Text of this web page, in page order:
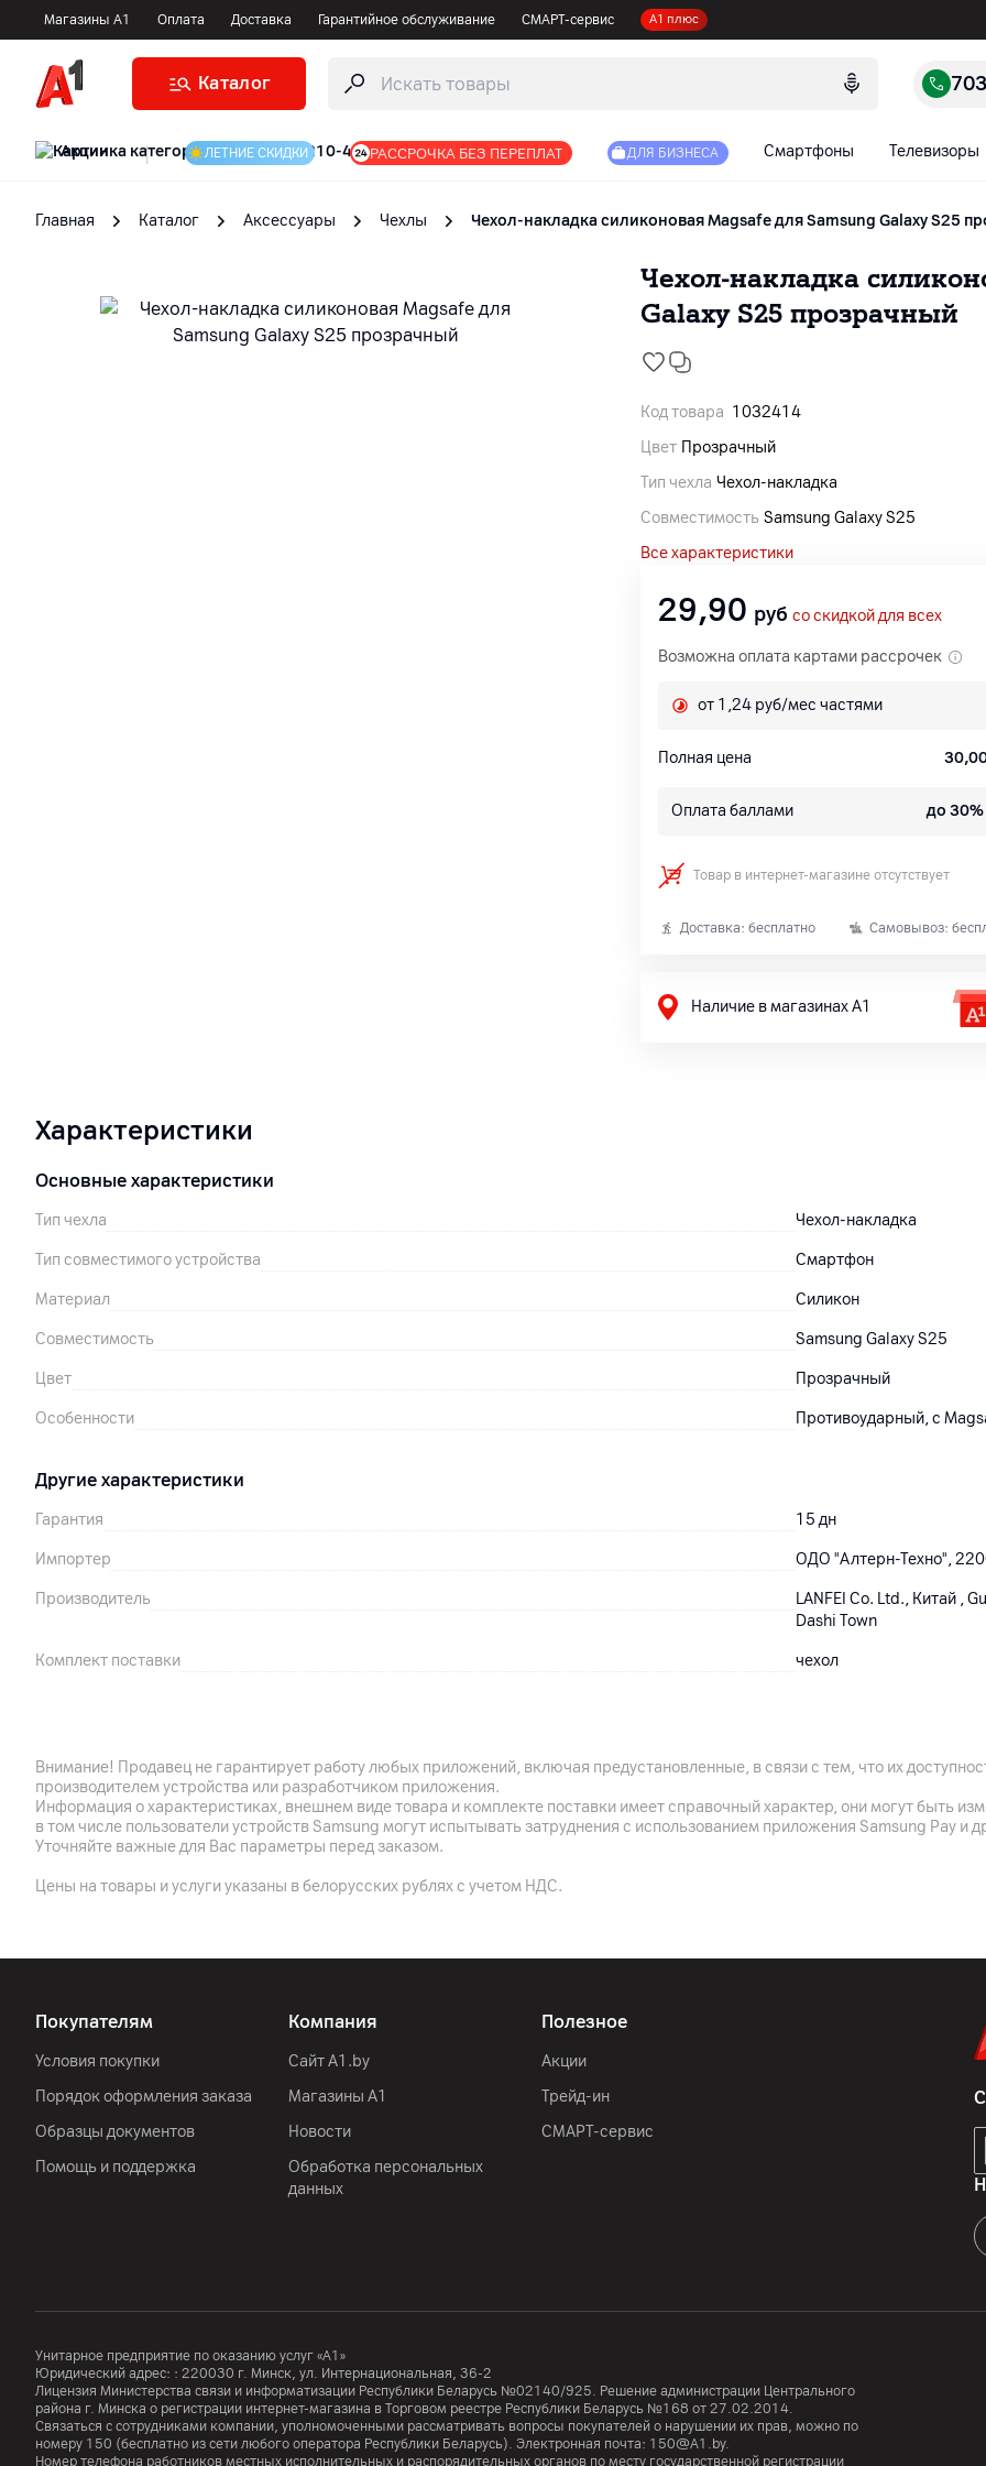
Магазины А1 Оплата Доставка Гарантийное обслуживание СМАРТ-сервис А1 плюс
Каталог
Акции | ЛЕТНИЕ СКИДКИ РАССРОЧКА БЕЗ ПЕРЕПЛАТ ДЛЯ БИЗНЕСА Смартфоны Телевизоры
Главная Каталог Аксессуары Чехлы Чехол-накладка силиконовая Magsafe для Samsung Galaxy S25
Чехол-накладка
Galaxy S25 прозрачный
Код товара 1032414
Цвет Прозрачный
Тип чехла Чехол-накладка
Совместимость Samsung Galaxy S25
Все характеристики
29,90 руб со скидкой для всех
Возможна оплата картами рассрочек
от 1,24 руб/мес частями
Полная цена
Оплата баллами до 30%
Товар в интернет-магазине отсутствует
Доставка: бесплатно Самовывоз:
Наличие в магазинах А1
Характеристики
Основные характеристики
Тип чехла Чехол-накладка
Тип совместимого устройства Смартфон
Материал Силикон
Совместимость Samsung Galaxy S25
Цвет Прозрачный
Особенности Противоударный, с
Другие характеристики
Гарантия 15дн
Импортер ОДО "Алтерн-Техно",
Производитель
LANFEI Co. Ltd., Китай ,
Dashi Town
Комплект поставки чехол
Внимание! Продавец не гарантирует работу любых приложений, включая предустановленные, в связи с тем, что их
производителем устройства или разработчиком приложения.
Информация о характеристиках, внешнем виде товара и комплекте поставки имеет справочный характер, они могут быть
в том числе пользователи устройств Samsung могут испытывать затруднения с использованием приложения Samsung Pay и
Уточняйте важные для Вас параметры перед заказом.
Цены на товары и услуги указаны в белорусских рублях с учетом НДС.
Покупателям
Условия покупки
Порядок оформления заказа
Образцы документов
Помощь и поддержка
Компания
Сайт A1.by
Магазины А1
Новости
Обработка персональных
данных
Полезное
Акции
Трейд-ин
СМАРТ-сервис
Унитарное предприятие по оказанию услуг «А1»
Юридический адрес: : 220030 г. Минск, ул. Интернациональная, 36-2
Лицензия Министерства связи и информатизации Республики Беларусь №02140/925. Решение администрации Центрального
района г. Минска о регистрации интернет-магазина в Торговом реестре Республики Беларусь №168 от 27.02.2014.
Связаться с сотрудниками компании, уполномоченными рассматривать вопросы покупателей о нарушении их прав, можно по
номеру 150 (бесплатно из сети любого оператора Республики Беларусь). Электронная почта: 150@A1.by.
Номер телефона работников местных исполнительных и распорядительных органов по месту государственной регистрации